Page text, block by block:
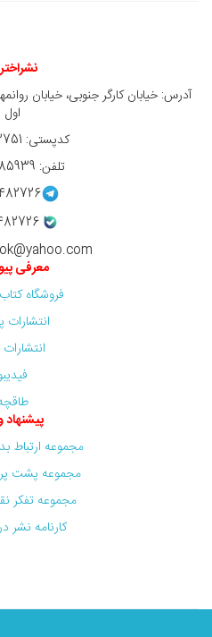
اول
کدپستی: 1314973751
تلفن: 02166485939
معرفی
فروشگاه
انتشارات
پیشنهاد
مجموعه ارتباط
مجموعه پشت
مجموعه تفکر نقاد -
کارنامه نشر